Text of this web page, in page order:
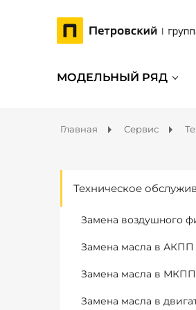
МОДЕЛЬНЫЙ РЯД
Главная Сервис
Техническое
Замена воздушного
Замена масла в АКПП
Замена масла в МКПП
Замена масла в